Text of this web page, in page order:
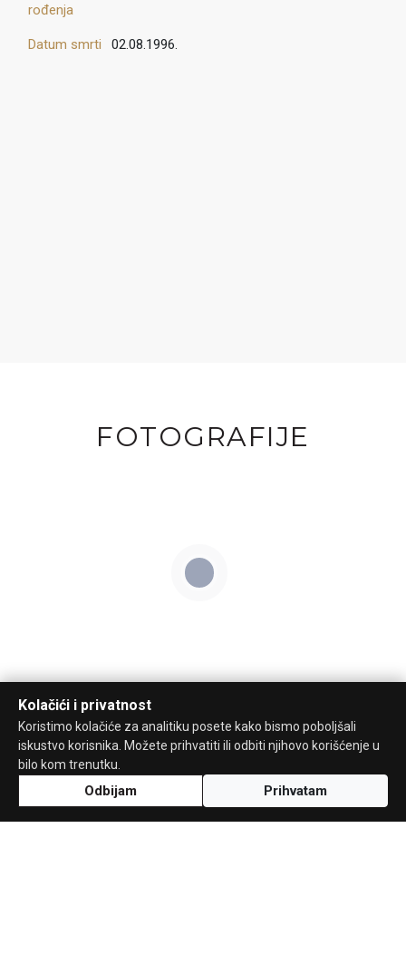
rođenja
Datum smrti 02.08.1996.
FOTOGRAFIJE
Kolačići i privatnost
Koristimo kolačiće za analitiku posete kako bismo poboljšali
iskustvo korisnika. Možete prihvatiti ili odbiti njihovo korišćenje u
bilo kom trenutku.
Odbijam Prihvatam